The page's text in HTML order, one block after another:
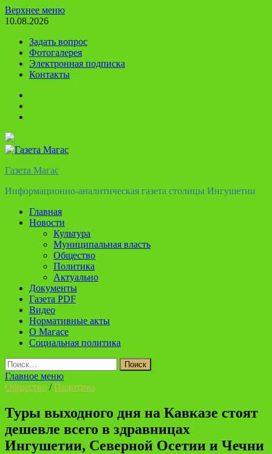
Перейти
к
Верхнее меню
10.08.2026
Задать вопрос
Фотогалерея
Электронная подписка
Контакты
Газета Магас
Информационно-аналитическая газета столицы Ингушетии
Главная
Новости
Культура
Муниципальная власть
Общество
Политика
Актуально
Документы
Газета PDF
Видео
Нормативные акты
О Магасе
Социальная политика
Найти:
Главное меню
Общество /Политика
Туры выходного дня на Кавказе стоят
дешевле всего в здравницах
Ингушетии, Северной Осетии и Чечни